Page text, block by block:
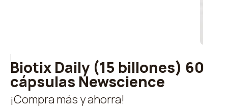
Biotix Daily (15 billones) 60
cápsulas Newscience
¡Compra más y ahorra!